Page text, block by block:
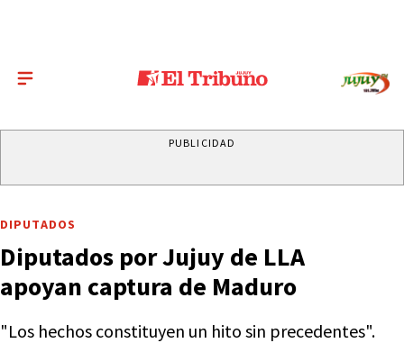
PUBLICIDAD
DIPUTADOS
Diputados por Jujuy de LLA
apoyan captura de Maduro
"Los hechos constituyen un hito sin precedentes".